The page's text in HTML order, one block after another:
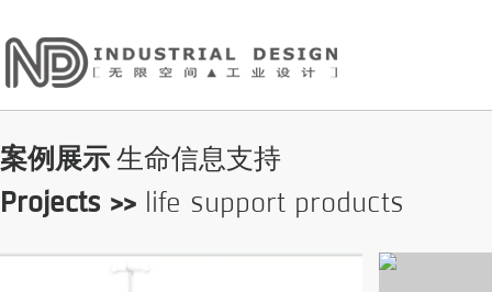
案例展示 生命信息支持
Projects >> life support products